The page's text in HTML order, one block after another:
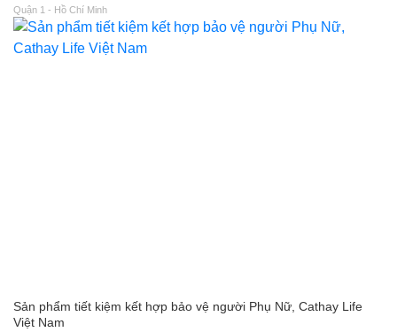
Quận 1 - Hồ Chí Minh
Sản phẩm tiết kiệm kết hợp bảo vệ người Phụ Nữ, Cathay Life
Việt Nam